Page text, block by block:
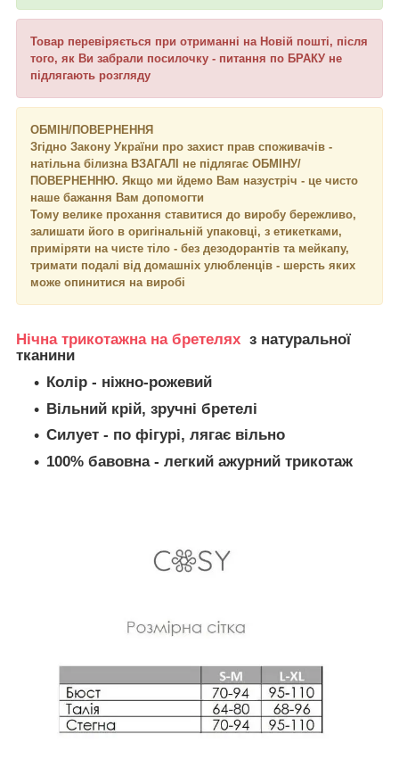
Товар перевіряється при отриманні на Новій пошті, після
того, як Ви забрали посилочку - питання по БРАКУ не
підлягають розгляду
ОБМІН/ПОВЕРНЕННЯ
Згідно Закону України про захист прав споживачів -
натільна білизна ВЗАГАЛІ не підлягає ОБМІНУ/
ПОВЕРНЕННЮ. Якщо ми йдемо Вам назустріч - це чисто
наше бажання Вам допомогти
Тому велике прохання ставитися до виробу бережливо,
залишати його в оригінальній упаковці, з етикетками,
приміряти на чисте тіло - без дезодорантів та мейкапу,
тримати подалі від домашніх улюбленців - шерсть яких
може опинитися на виробі
Нічна трикотажна на бретелях з натуральної
тканини
Колір - ніжно-рожевий
Вільний крій, зручні бретелі
Силует - по фігурі, лягає вільно
100% бавовна - легкий ажурний трикотаж